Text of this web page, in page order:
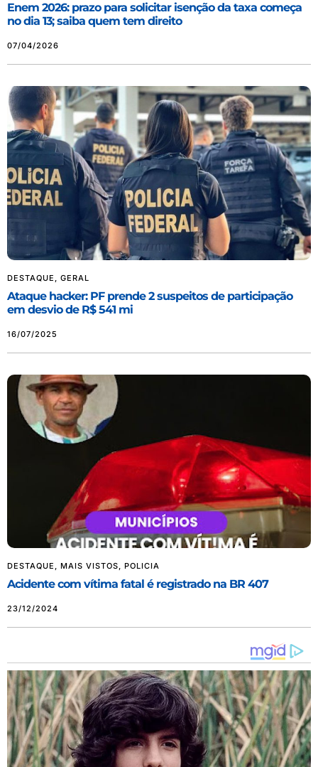
Enem 2026: prazo para solicitar isenção da taxa começa
no dia 13; saiba quem tem direito
07/04/2026
DESTAQUE , GERAL
Ataque hacker: PF prende 2 suspeitos de participação
em desvio de R$ 541 mi
16/07/2025
DESTAQUE , MAIS VISTOS, POLICIA
Acidente com vítima fatal é registrado na BR 407
23/12/2024